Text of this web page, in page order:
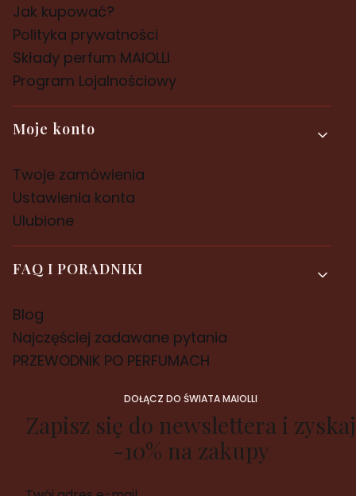
Jak kupować?
Polityka prywatności
Składy perfum MAIOLLI
Program Lojalnościowy
Moje konto
Twoje zamówienia
Ustawienia konta
Ulubione
FAQ I PORADNIKI
Blog
Najczęściej zadawane pytania
PRZEWODNIK PO PERFUMACH
DOŁĄCZ DO ŚWIATA MAIOLLI
Zapisz się do newslettera i zyskaj
-10% na zakupy